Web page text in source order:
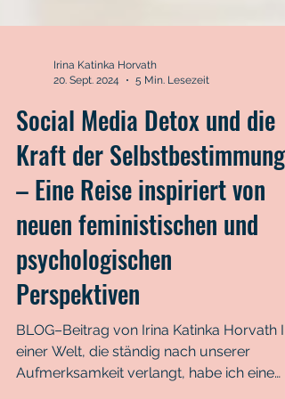
20. Sept. 2024
5 Min. Lesezeit
Social Media Detox und die
Kraft der Selbstbestimmung
– Eine Reise inspiriert von
neuen feministischen und
psychologischen
Perspektiven
BLOG–Beitrag von Irina Katinka Horvath In